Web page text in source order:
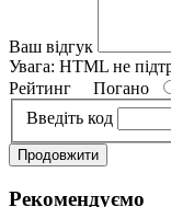
Ваш відгук
Увага: HTML не
Рейтинг Погано
Введіть код
Продовжити
Рекомендуємо